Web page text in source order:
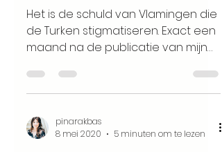
Het is de schuld van Vlamingen die
de Turken stigmatiseren. Exact een
maand na de publicatie van mijn
Turkse...
pinarakbas
8 mei 2020
5 minuten om te lezen